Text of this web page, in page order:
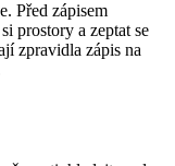
Před zápisem
prostory a zeptat se
zpravidla zápis na